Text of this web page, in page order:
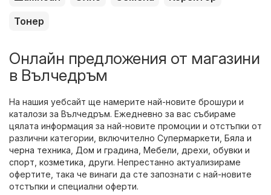
Тонер
Онлайн предложения от магазини
в Вълчедръм
На нашия уебсайт ще намерите най-новите брошури и
каталози за Вълчедръм. Ежедневно за вас събираме
цялата информация за най-новите промоции и отстъпки от
различни категории, включително Супермаркети Бяла и
черна техника Дом и градина Мебели дрехи, обувки и
спорт козметика други. Непрестанно актуализираме
офертите, така че винаги да сте запознати с най-новите
отстъпки и специални оферти.